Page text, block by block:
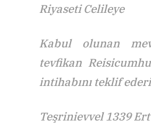
Riyaseti Celileye
Kabul olunan
tevfikan
intihabını teklif
Teşrinievvel 1339